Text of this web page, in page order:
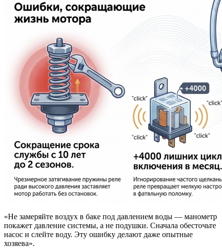
«Не замеряйте воздух в баке под давлением воды — манометр
покажет давление системы, а не подушки. Сначала обесточьте
насос и слейте воду. Эту ошибку делают даже опытные
хозяева».